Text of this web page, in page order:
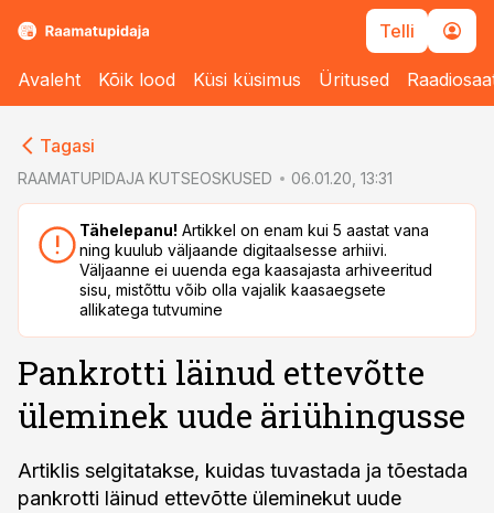
Telli
Avaleht Kõik lood Küsi küsimus Üritused
Tagasi
RAAMATUPIDAJA KUTSEOSKUSED 06.01.20, 13:31
Tähelepanu! Artikkel on enam kui 5 aastat vana
ning kuulub väljaande digitaalsesse arhiivi.
Väljaanne ei uuenda ega kaasajasta arhiveeritud
sisu, mistõttu võib olla vajalik kaasaegsete
allikatega tutvumine
Pankrotti läinud ettevõtte
üleminek uude äriühingusse
Artiklis selgitatakse, kuidas tuvastada ja tõestada
pankrotti läinud ettevõtte üleminekut uude